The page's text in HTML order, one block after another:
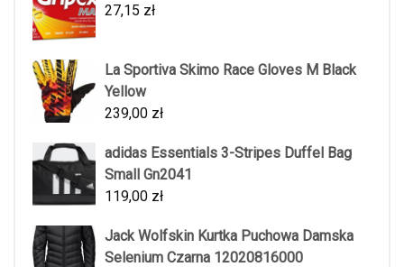
27,15 zł
La Sportiva Skimo Race Gloves M Black
Yellow
239,00 zł
adidas Essentials 3-Stripes Duffel Bag
Small Gn2041
119,00 zł
Jack Wolfskin Kurtka Puchowa Damska
Selenium Czarna 12020816000